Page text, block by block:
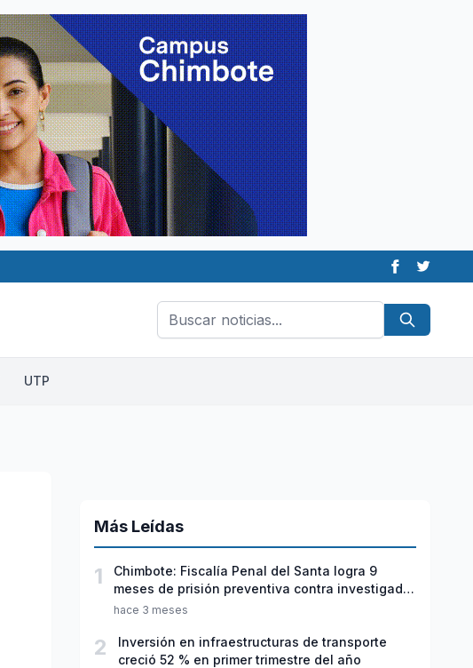
UTP
Más Leídas
1
Chimbote: Fiscalía Penal del Santa logra 9
meses de prisión preventiva contra investigado
por violación sexual y tentativa de feminicidio
hace 3 meses
2
Inversión en infraestructuras de transporte
creció 52 % en primer trimestre del año